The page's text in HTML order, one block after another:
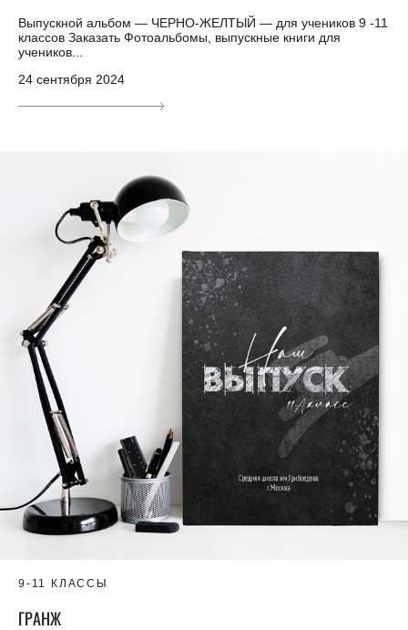
Выпускной альбом — ЧЕРНО-ЖЕЛТЫЙ — для учеников 9 -11
классов Заказать Фотоальбомы, выпускные книги для
учеников...
24 сентября 2024
9-11 КЛАССЫ
ГРАНЖ